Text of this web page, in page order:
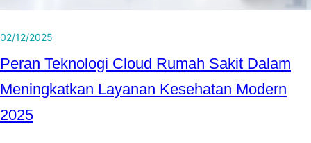
02/12/2025
Peran Teknologi Cloud Rumah Sakit Dalam
Meningkatkan Layanan Kesehatan Modern
2025